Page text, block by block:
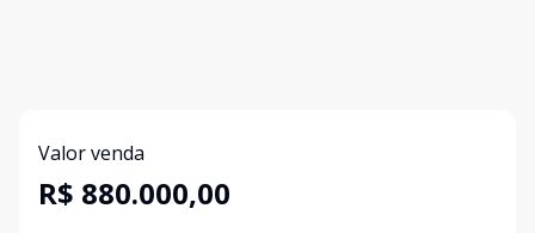
Valor venda
R$ 880.000,00